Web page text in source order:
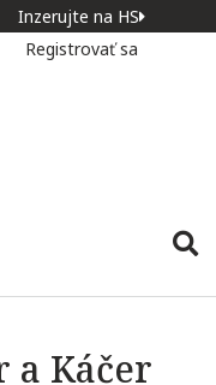
Inzerujte na HS
Registrovať sa
a Káčer